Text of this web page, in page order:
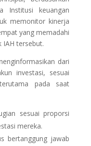
Institusi keuangan
memonitor kinerja
yang memadahi
IAH tersebut.
dari
investasi, sesuai
pada saat
sesuai proporsi
mereka.
bertanggung jawab